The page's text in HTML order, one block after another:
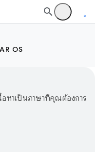
OS
หาเป็นภาษาที่คุณต้องการ